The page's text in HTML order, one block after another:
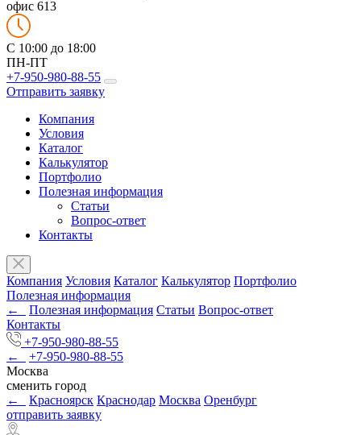
офис 613
C 10:00 до 18:00
ПН-ПТ
+7-950-980-88-55
Отправить заявку
Компания
Условия
Каталог
Калькулятор
Портфолио
Полезная информация
Статьи
Вопрос-ответ
Контакты
Компания Условия Каталог Калькулятор Портфолио
Полезная информация
←
Полезная информация Статьи Вопрос-ответ
Контакты
+7-950-980-88-55
←
+7-950-980-88-55
Москва
сменить город
←
Красноярск Краснодар Москва Оренбург
отправить заявку